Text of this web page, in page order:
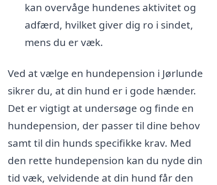
kan overvåge hundenes aktivitet og
adfærd, hvilket giver dig ro i sindet,
mens du er væk.
Ved at vælge en hundepension i Jørlunde
sikrer du, at din hund er i gode hænder.
Det er vigtigt at undersøge og finde en
hundepension, der passer til dine behov
samt til din hunds specifikke krav. Med
den rette hundepension kan du nyde din
tid væk, velvidende at din hund får den